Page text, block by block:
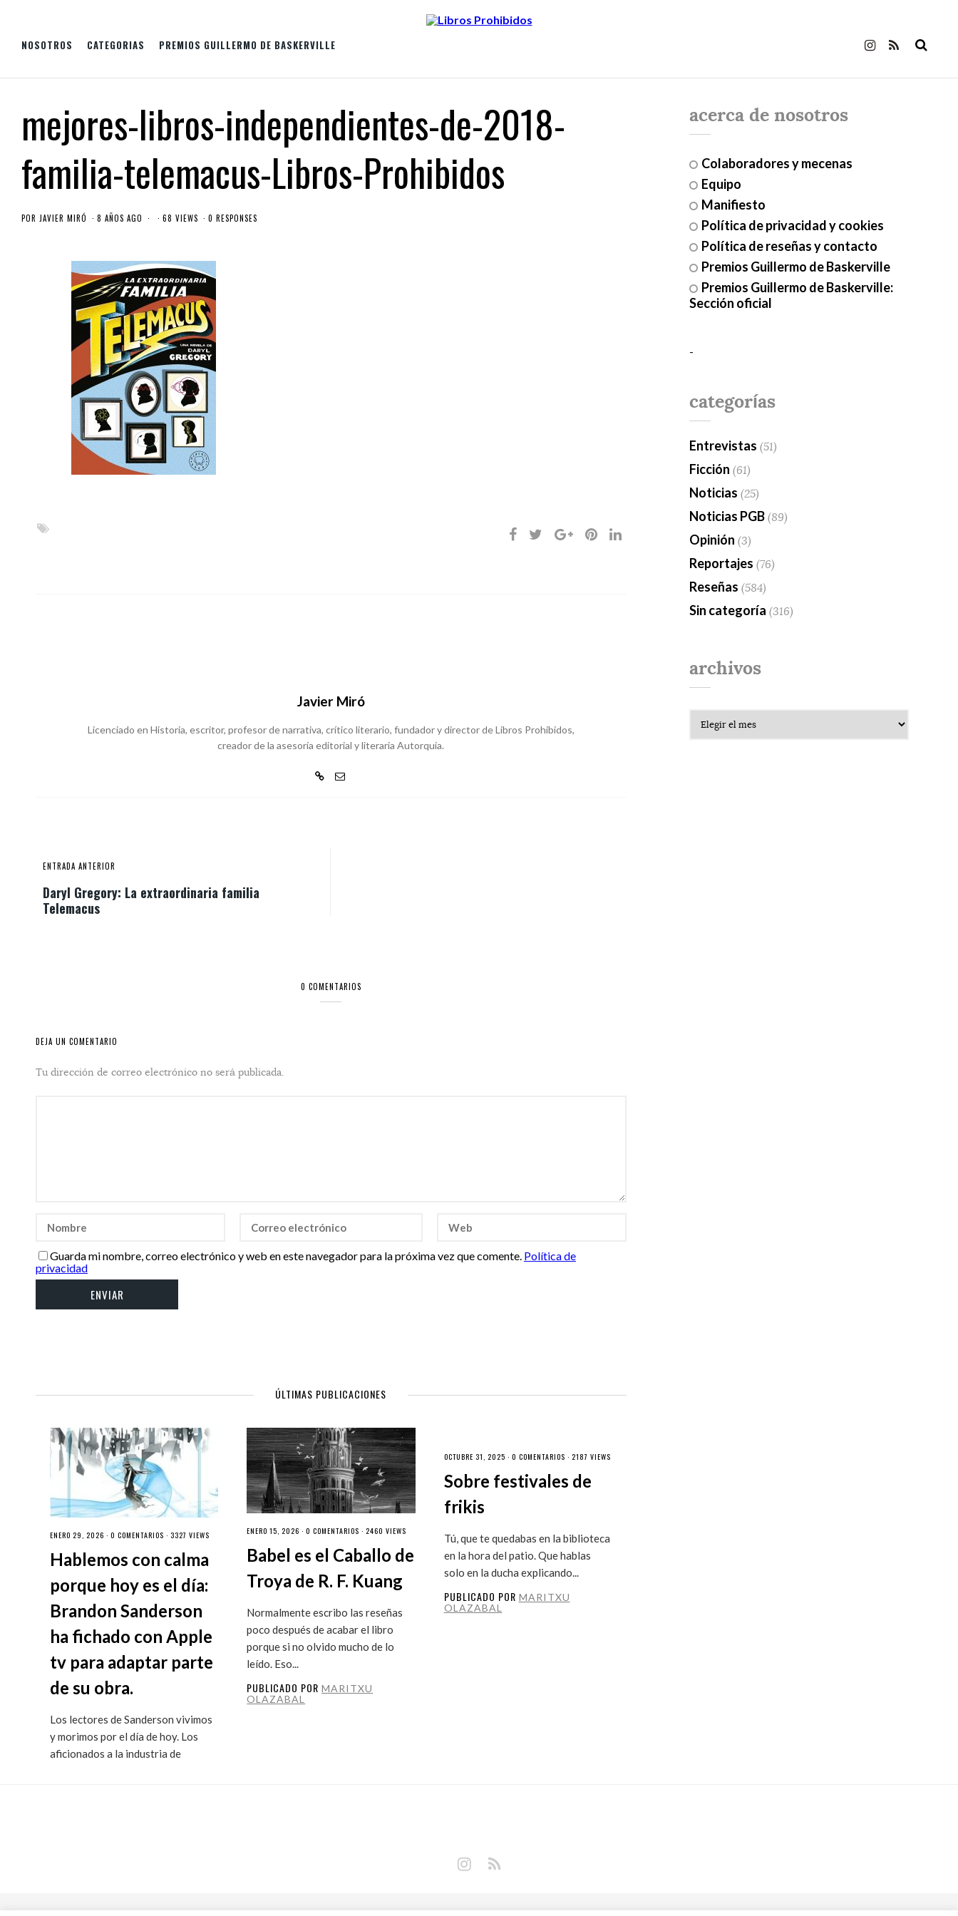
NOSOTROS CATEGORIAS PREMIOS GUILLERMO DE BASKERVILLE
mejores-libros-independientes-de-2018-
familia-telemacus-Libros-Prohibidos
POR JAVIER MIRÓ 8 AÑOS AGO 68 VIEWS 0 RESPONSES
Javier Miró
Licenciado en Historia, escritor, profesor de narrativa, crítico literario, fundador y director de Libros Prohibidos,
creador de la asesoría editorial y literaria Autorquía.
ENTRADA ANTERIOR
Daryl Gregory: La extraordinaria familia
Telemacus
0 COMENTARIOS
DEJA UN COMENTARIO
Tu dirección de correo electrónico no será publicada.
Guarda mi nombre, correo electrónico y web en este navegador para la próxima vez que comente. Política de
privacidad
ÚLTIMAS PUBLICACIONES
ENERO 29, 2026 · 0 COMENTARIOS · 3327 VIEWS
Hablemos con calma
porque hoy es el día:
Brandon Sanderson
ha fichado con Apple
tv para adaptar parte
de su obra.
Los lectores de Sanderson vivimos
y morimos por el día de hoy. Los
aficionados a la industria de
ENERO 15, 2026 ·0 COMENTARIOS · 2460 VIEWS
Babel es el Caballo de
Troya de R. F. Kuang
Normalmente escribo las reseñas
poco después de acabar el libro
porque si no olvido mucho de lo
leído. Eso...
PUBLICADO PORMARITXU
OLAZABAL
OCTUBRE 31, 2025 · 0 COMENTARIOS · 2187 VIEWS
Sobre festivales de
frikis
Tú, que te quedabas en la biblioteca
en la hora del patio. Que hablas
solo en la ducha explicando...
PUBLICADO POR MARITXU
OLAZABAL
acerca de nosotros
Colaboradores y mecenas
Equipo
Manifiesto
Política de privacidad y cookies
Política de reseñas y contacto
Premios Guillermo de Baskerville
Premios Guillermo de Baskerville:
Sección oficial
-
categorías
Entrevistas (51)
Ficción (61)
Noticias (25)
Noticias PGB (89)
Opinión (3)
Reportajes (76)
Reseñas (584)
Sin categoría (316)
archivos